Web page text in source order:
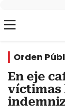
Orden
En eje
víctimas